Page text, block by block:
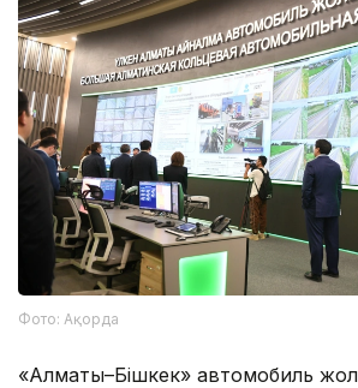
Фото: Ақорда
«Алматы–Бішкек» автомобиль